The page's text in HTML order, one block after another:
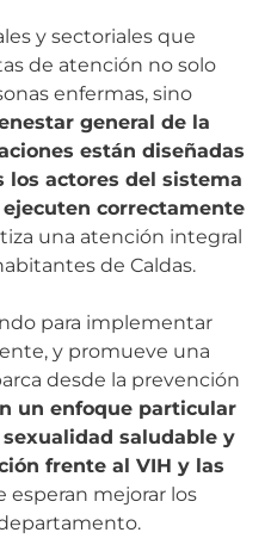
y sectoriales que
de atención no solo
enfermas, sino
general de la
están diseñadas
los actores del sistema
correctamente
una atención integral
de Caldas.
para implementar
y promueve una
desde la prevención
un enfoque particular
saludable y
frente al VIH y las
esperan mejorar los